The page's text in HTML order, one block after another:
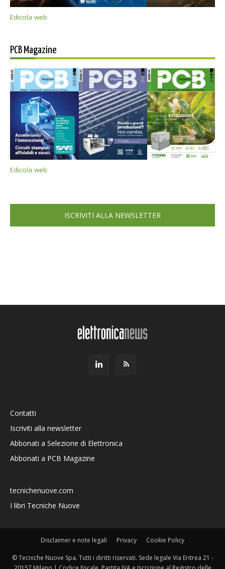
Edicola web
PCB Magazine
Edicola web
ISCRIVITI ALLA NEWSLETTER
Contatti
Iscriviti alla newsletter
Abbonati a Selezione di Elettronica
Abbonati a PCB Magazine
tecnichenuove.com
I libri Tecniche Nuove
Disclaimer e note legali Privacy Cookie Policy
© Tecniche Nuove Spa. Tutti i diritti riservati. Sede legale Via Eritrea 21 -